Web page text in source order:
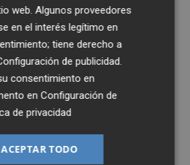
web. Algunos proveedores
en el interés legítimo en
tiene derecho a
de publicidad.
consentimiento en
enConfiguración de
de privacidad
ACEPTAR TODO